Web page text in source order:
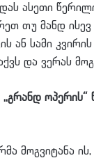
ასეთი
თუ მანდ
ან სამი
და ვერას
ოპერის“
მოგვიტანა